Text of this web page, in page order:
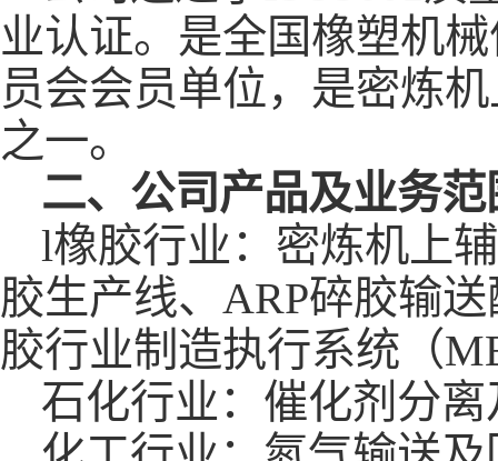
业认证。是全国橡塑机
员会会员单位，是密炼
之一。
二、 公司产品及业务范
l橡胶行业：密炼机上
胶生产线、ARP碎胶输
胶行业制造执行系统（
石化行业：催化剂分